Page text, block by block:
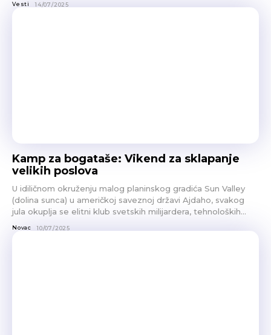
Vesti 14/07/2025
Kamp za bogataše: Vikend za sklapanje
velikih poslova
U idiličnom okruženju malog planinskog gradića Sun Valley
(dolina sunca) u američkoj saveznoj državi Ajdaho, svakog
jula okuplja se elitni klub svetskih milijardera, tehnoloških...
Novac 10/07/2025